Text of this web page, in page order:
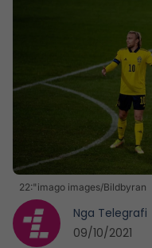
22:"imago images/Bildbyran
Nga Telegrafi
09/10/2021